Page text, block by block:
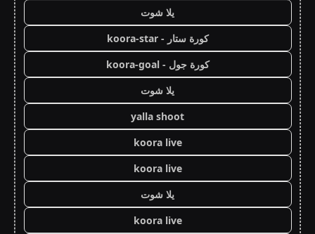
يلا شوت
كورة ستار - koora-star
كورة جول - koora-goal
يلا شوت
yalla shoot
koora live
koora live
يلا شوت
koora live